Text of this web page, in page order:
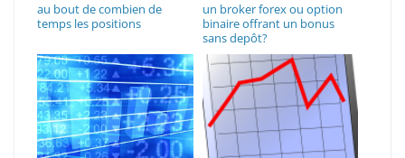
au bout de combien de
temps les positions
un broker forex ou option
binaire offrant un bonus
sans depôt?